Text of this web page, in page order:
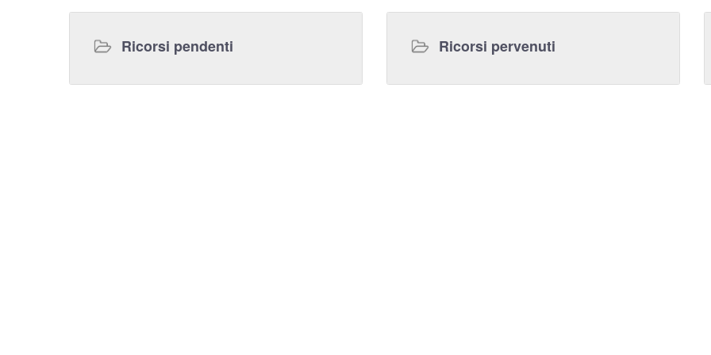
Ricorsi pendenti Ricorsi pervenuti